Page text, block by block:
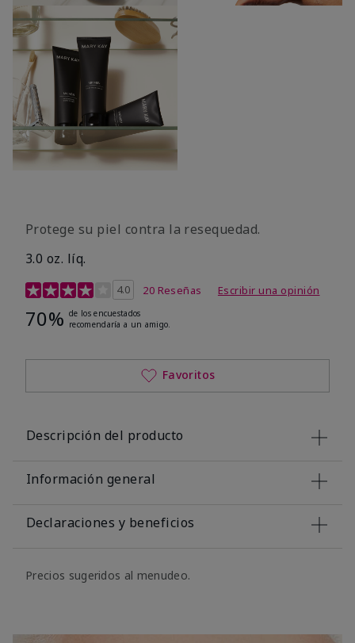
Protege su piel contra la resequedad.
3.0 oz. líq.
Calificación de clientes de 3,7 de 5
4.0 20 Reseñas Escribir una opinión
70% de los encuestados
recomendaría a un amigo.
Favoritos
Descripción del producto
Información general
Declaraciones y beneficios
Precios sugeridos al menudeo.